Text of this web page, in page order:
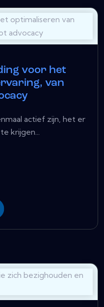
voor het
van
actief zijn, het er
krijgen...